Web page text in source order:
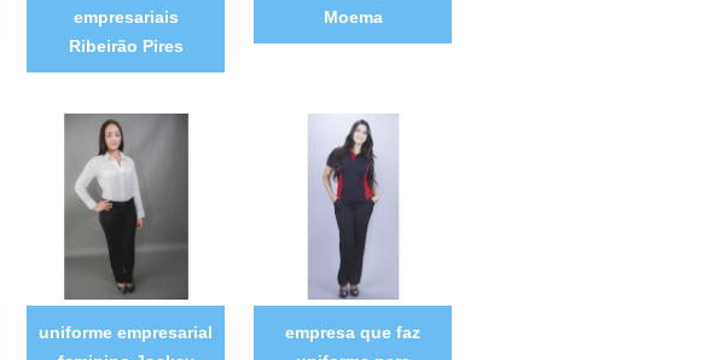
empresariais
Ribeirão Pires
Moema
uniforme empresarial
empresa que faz